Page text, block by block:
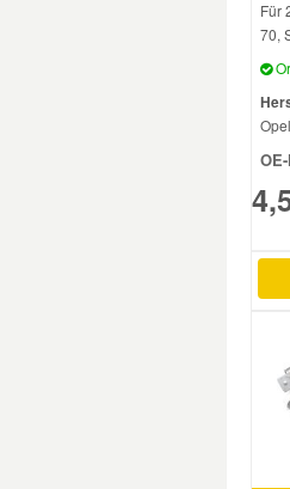
Für
70,
Opel